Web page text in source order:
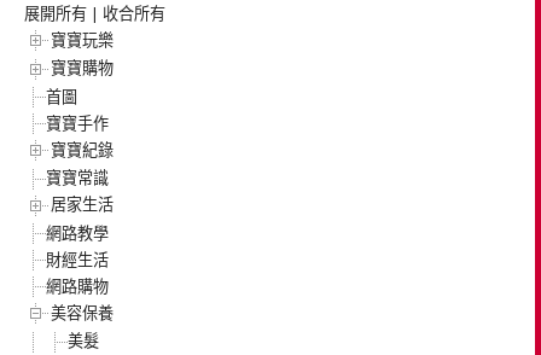
展開所有 | 收合所有
寶寶玩樂
寶寶購物
首圖
寶寶手作
寶寶紀錄
寶寶常識
居家生活
網路教學
財經生活
網路購物
美容保養
美髮